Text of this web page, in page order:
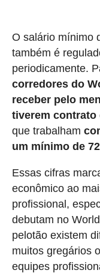
O salário mínimo
também é
periodicamente.
corredores do
receber pelo
tiverem contrato
que trabalham
um mínimo de
Essas cifras
econômico ao
profissional,
debutam no
pelotão existem
muitos gregários
equipes